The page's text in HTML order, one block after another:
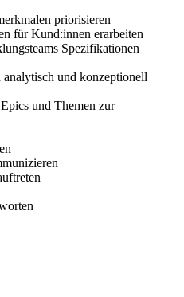
priorisieren
für Kund:innen erarbeiten
Spezifikationen
und konzeptionell
und Themen zur